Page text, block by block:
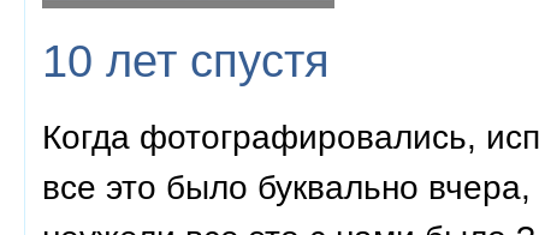
10 лет спустя
Когда фотографировались,
все это было буквально